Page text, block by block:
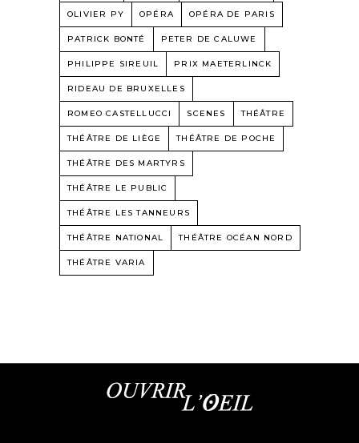
OLIVIER PY OPÉRA OPÉRA DE PARIS
PATRICK BONTÉ PETER DE CALUWE
PHILIPPE SIREUIL PRIX MAETERLINCK
RIDEAU DE BRUXELLES
ROMEO CASTELLUCCI SCENES THÉÂTRE
THÉÂTRE DE LIÈGE THÉÂTRE DE POCHE
THÉÂTRE DES MARTYRS
THÉÂTRE LE PUBLIC
THÉÂTRE LES TANNEURS
THÉÂTRE NATIONAL THÉÂTRE OCÉAN NORD
THÉÂTRE VARIA